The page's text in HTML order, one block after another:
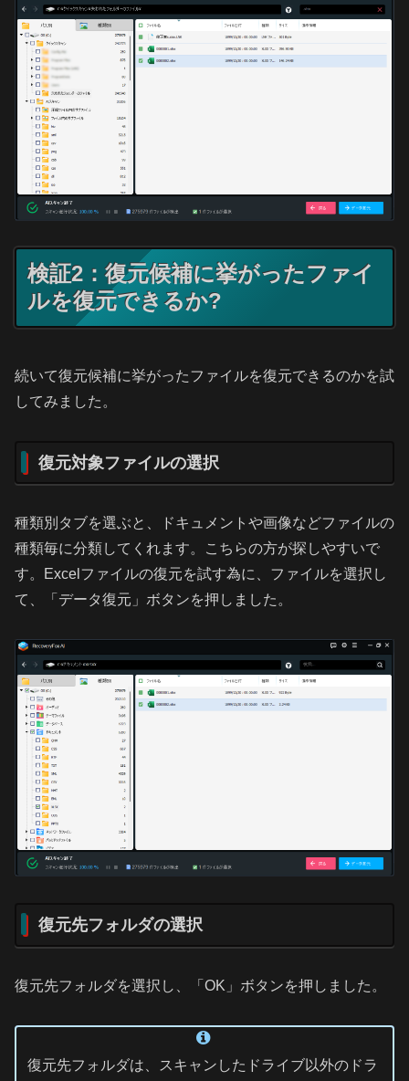
検証2：復元候補に挙がったファイ
ルを復元できるか?
続いて復元候補に挙がったファイルを復元できるのかを試
してみました。
復元対象ファイルの選択
種類別タブを選ぶと、ドキュメントや画像などファイルの
種類毎に分類してくれます。こちらの方が探しやすいで
す。Excelファイルの復元を試す為に、ファイルを選択し
て、「データ復元」ボタンを押しました。
復元先フォルダの選択
復元先フォルダを選択し、「OK」ボタンを押しました。
復元先フォルダは、スキャンしたドライブ以外のドラ